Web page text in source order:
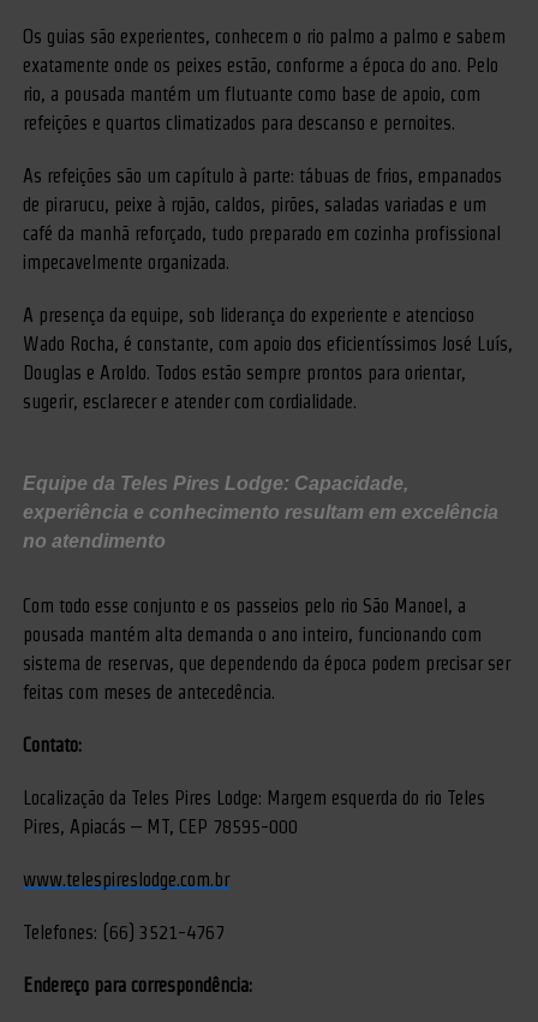
Os guias são experientes, conhecem o rio palmo a palmo e sabem
exatamente onde os peixes estão, conforme a época do ano. Pelo
rio, a pousada mantém um flutuante como base de apoio, com
refeições e quartos climatizados para descanso e pernoites.
As refeições são um capítulo à parte: tábuas de frios, empanados
de pirarucu, peixe à rojão, caldos, pirões, saladas variadas e um
café da manhã reforçado, tudo preparado em cozinha profissional
impecavelmente organizada.
A presença da equipe, sob liderança do experiente e atencioso
Wado Rocha, é constante, com apoio dos eficientíssimos José Luís,
Douglas e Aroldo. Todos estão sempre prontos para orientar,
sugerir, esclarecer e atender com cordialidade.
Equipe da Teles Pires Lodge: Capacidade,
experiência e conhecimento resultam em excelência
no atendimento
Com todo esse conjunto e os passeios pelo rio São Manoel, a
pousada mantém alta demanda o ano inteiro, funcionando com
sistema de reservas, que dependendo da época podem precisar ser
feitas com meses de antecedência.
Contato:
Localização da Teles Pires Lodge: Margem esquerda do rio Teles
Pires, Apiacás – MT, CEP 78595-000
www.telespireslodge.com.br
Telefones: (66) 3521-4767
Endereço para correspondência: